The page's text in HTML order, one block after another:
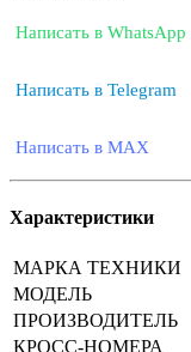
Написать в WhatsApp
Написать в Telegram
Написать в MAX
Характеристики
МАРКА ТЕХНИКИ
МОДЕЛЬ
ПРОИЗВОДИТЕЛЬ
КРОСС-НОМЕРА